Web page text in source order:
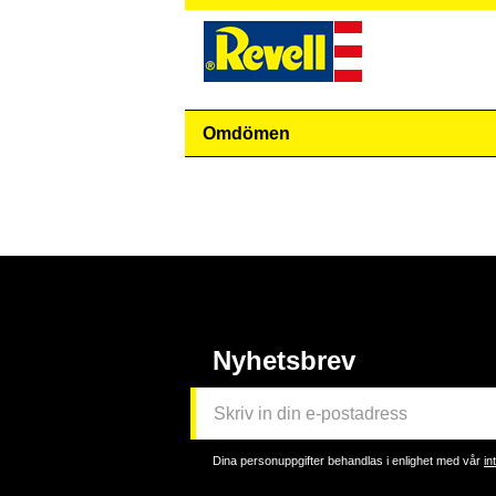
Omdömen
Nyhetsbrev
Dina personuppgifter behandlas i enlighet med vår